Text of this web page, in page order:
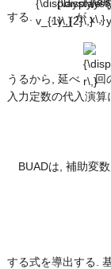
する.
,
が
,
うるから, 延べ
r\,}
回
入力定数の代入演算
BUADは, 補助変数
する式を導出する.